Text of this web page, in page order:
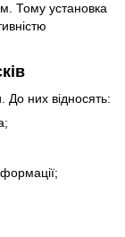
Тому установка
До них відносять: